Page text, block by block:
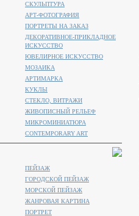
СКУЛЬПТУРА
АРТ-ФОТОГРАФИЯ
ПОРТРЕТЫ НА ЗАКАЗ
ДЕКОРАТИВНОЕ-ПРИКЛАДНОЕ
ИСКУССТВО
ЮВЕЛИРНОЕ ИСКУССТВО
МОЗАИКА
АРТИМАРКА
КУКЛЫ
СТЕКЛО, ВИТРАЖИ
ЖИВОПИСНЫЙ РЕЛЬЕФ
МИКРОМИНИАТЮРА
CONTEMPORARY ART
ПЕЙЗАЖ
ГОРОДСКОЙ ПЕЙЗАЖ
МОРСКОЙ ПЕЙЗАЖ
ЖАНРОВАЯ КАРТИНА
ПОРТРЕТ